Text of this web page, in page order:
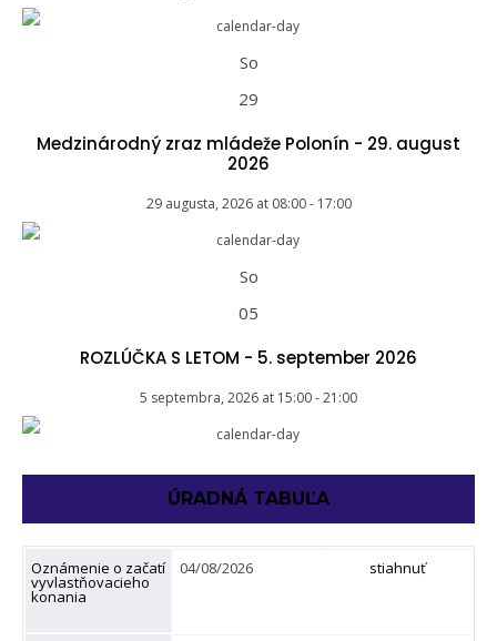
So
29
Medzinárodný zraz mládeže Polonín - 29. august
2026
29 augusta, 2026 at 08:00- 17:00
So
05
ROZLÚČKA S LETOM - 5. september 2026
5 septembra, 2026 at 15:00-21:00
ÚRADNÁ TABUĽA
Oznámenie o začatí
vyvlastňovacieho
konania
04/08/2026 stiahnuť